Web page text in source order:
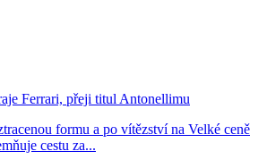
Ferrari, přeji titul Antonellimu
formu a po vítězství na Velké ceně
cestu za...